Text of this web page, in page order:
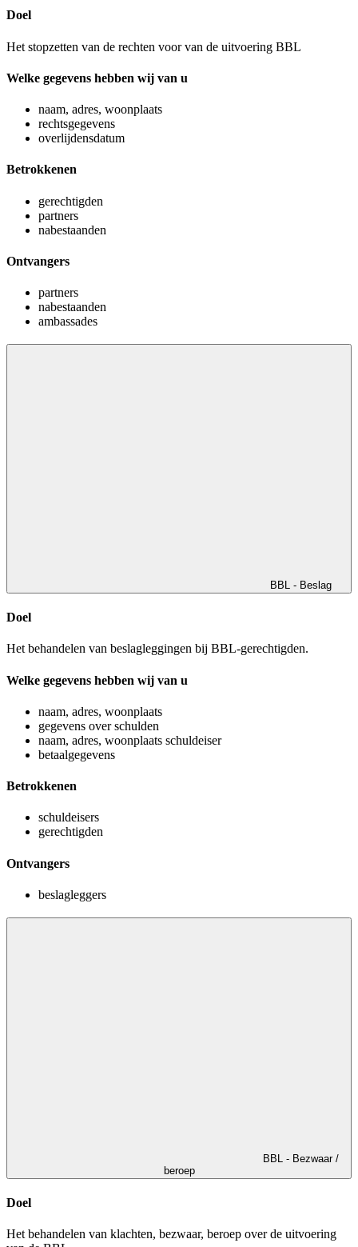
Doel
Het stopzetten van de rechten voor van de uitvoering BBL
Welke gegevens hebben wij van u
naam, adres, woonplaats
rechtsgegevens
overlijdensdatum
Betrokkenen
gerechtigden
partners
nabestaanden
Ontvangers
partners
nabestaanden
ambassades
BBL - Beslag
Doel
Het behandelen van beslagleggingen bij BBL-gerechtigden.
Welke gegevens hebben wij van u
naam, adres, woonplaats
gegevens over schulden
naam, adres, woonplaats schuldeiser
betaalgegevens
Betrokkenen
schuldeisers
gerechtigden
Ontvangers
beslagleggers
BBL - Bezwaar /
beroep
Doel
Het behandelen van klachten, bezwaar, beroep over de uitvoering